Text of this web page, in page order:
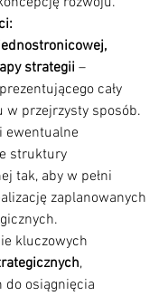
strategii –
cały
w przejrzysty sposób.
ewentualne
struktury
tak, aby w pełni
zaplanowanych
kluczowych
,
do osiągnięcia